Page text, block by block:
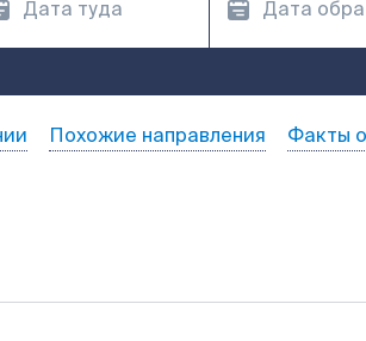
Похожие направления Факты